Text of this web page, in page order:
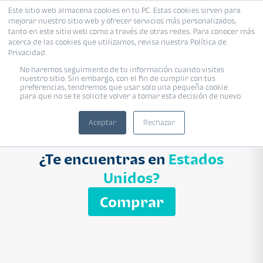
Este sitio web almacena cookies en tu PC. Estas cookies sirven para
mejorar nuestro sitio web y ofrecer servicios más personalizados,
tanto en este sitio web como a través de otras redes. Para conocer más
acerca de las cookies que utilizamos, revisa nuestra Política de
Privacidad.
No haremos seguimiento de tu información cuando visites
nuestro sitio. Sin embargo, con el fin de cumplir con tus
preferencias, tendremos que usar solo una pequeña cookie
para que no se te solicite volver a tomar esta decisión de nuevo.
Aceptar Rechazar
Proyecto Modelo Inmobiliaria
Ingresa el nombre del proyecto
Buscar
¿Te encuentras en Estados
Unidos?
Comprar